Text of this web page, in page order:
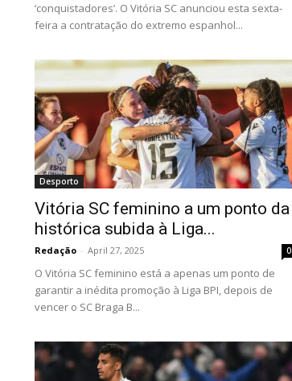
‘conquistadores’. O Vitória SC anunciou esta sexta-
feira a contratação do extremo espanhol...
Desporto
Vitória SC feminino a um ponto da
histórica subida à Liga...
Redação - April 27, 2025 0
O Vitória SC feminino está a apenas um ponto de
garantir a inédita promoção à Liga BPI, depois de
vencer o SC Braga B...